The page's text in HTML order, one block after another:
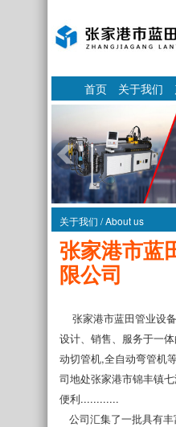
首页 关于我们
关于我们 / About us
张家港市蓝
限公司
张家港市蓝田管业设
设计、销售、服务于一
动切管机,全自动弯管机
司地处张家港市锦丰镇
便利............
公司汇集了一批具有